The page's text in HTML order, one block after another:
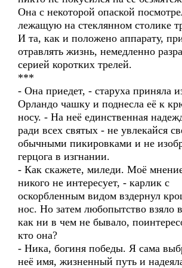
Она с некоторой опаской
лежащую на стеклянном столике
И та, как и положено аппарату,
отравлять жизнь, немедленно
серией коротких трелей.
***
- Она приедет, - старуха приняла
Орландо чашку и поднесла её к
носу. - На неё единственная
ради всех святых - не увлекайся
обычными пикировками и не
герцога в изгнании.
- Как скажете, миледи. Моё
никого не интересует, - карлик с
оскорбленным видом вздернул
нос. Но затем любопытство взяло
как ни в чем не бывало,
кто она?
- Ника, богиня победы. Я сама
неё имя, жизненный путь и